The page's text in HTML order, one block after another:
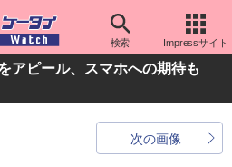
検索 Impressサイト
アピール、スマホへの期待も
次の画像